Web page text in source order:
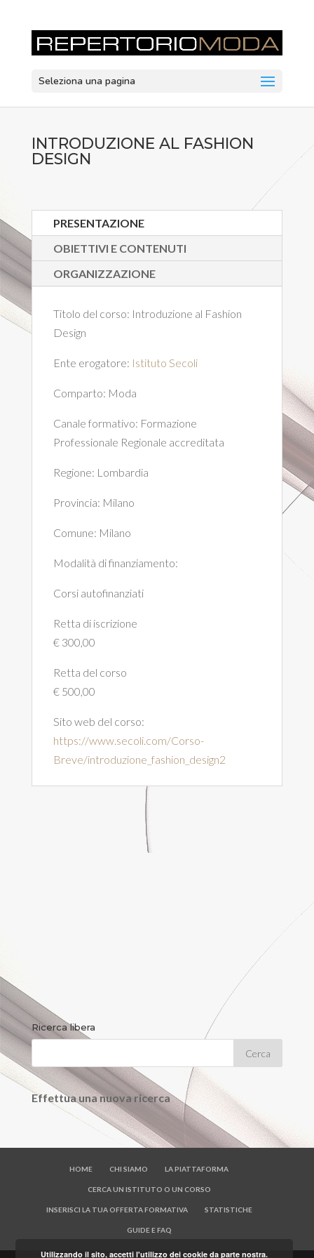
Seleziona una pagina
INTRODUZIONE AL FASHION
DESIGN
PRESENTAZIONE
OBIETTIVI E CONTENUTI
ORGANIZZAZIONE
Titolo del corso: Introduzione al Fashion
Design
Ente erogatore: Istituto Secoli
Comparto: Moda
Canale formativo: Formazione
Professionale Regionale accreditata
Regione: Lombardia
Provincia: Milano
Comune: Milano
Modalità di finanziamento:
Corsi autofinanziati
Retta di iscrizione
€ 300,00
Retta del corso
€ 500,00
Sito web del corso:
https://www.secoli.com/Corso-
Breve/introduzione_fashion_design2
Ricerca libera
Effettua una nuova ricerca
HOME CHI SIAMO LA PIATTAFORMA
CERCA UN ISTITUTO O UN CORSO
INSERISCI LA TUA OFFERTA FORMATIVA STATISTICHE
GUIDE E FAQ
Utilizzando il sito, accetti l'utilizzo dei cookie da parte nostra.